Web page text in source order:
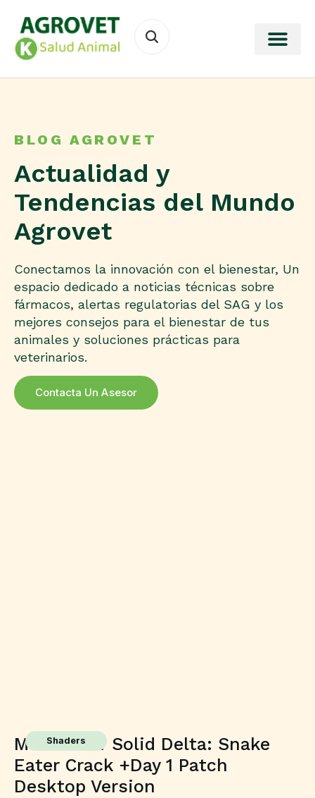
BLOG AGROVET
Actualidad y
Tendencias del Mundo
Agrovet
Conectamos la innovación con el bienestar, Un
espacio dedicado a noticias técnicas sobre
fármacos, alertas regulatorias del SAG y los
mejores consejos para el bienestar de tus
animales y soluciones prácticas para
veterinarios.
Contacta Un Asesor
Shaders
Metal Gear Solid Delta: Snake
Eater Crack +Day 1 Patch
Desktop Version